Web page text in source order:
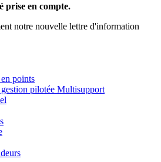
prise en compte.
notre nouvelle lettre d'information
points
pilotée Multisupport